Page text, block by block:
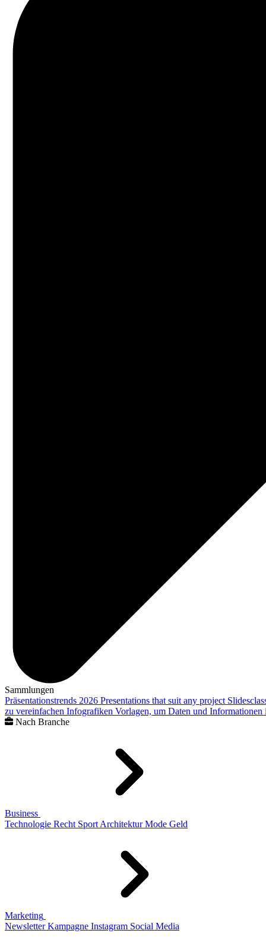
Sammlungen
Präsentationstrends 2026 Presentations that suit any project
zu vereinfachen Infografiken Vorlagen, um Daten und
Nach Branche
Business
Technologie Recht Sport Architektur Mode Geld
Marketing
Newsletter Kampagne Instagram Social Media